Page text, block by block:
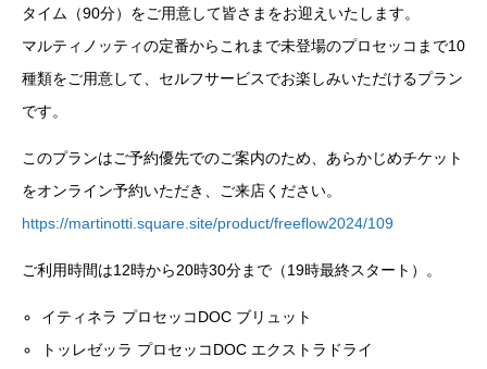
タイム（90分）をご用意して皆さまをお迎えいたします。
マルティノッティの定番からこれまで未登場のプロセッコまで10
種類をご用意して、セルフサービスでお楽しみいただけるプラン
です。
このプランはご予約優先でのご案内のため、あらかじめチケット
をオンライン予約いただき、ご来店ください。
https://martinotti.square.site/product/freeflow2024/109
ご利用時間は12時から20時30分まで（19時最終スタート）。
イティネラ プロセッコDOC ブリュット
トッレゼッラ プロセッコDOC エクストラドライ